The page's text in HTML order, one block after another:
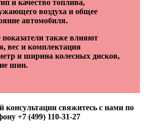
и качество топлива,
воздуха и общее
автомобиля.
также влияют
вес и комплектация
и ширина колесных дисков,
шин.
консультации свяжитесь с нами по
+7 (499) 110-31-27